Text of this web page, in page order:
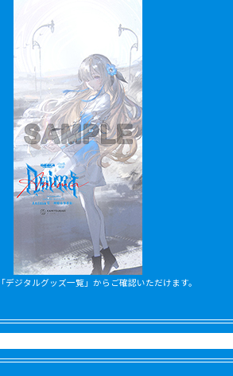
ジタルグッズ一覧」からご確認いただけます。